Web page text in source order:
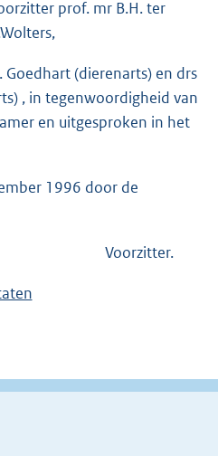
prof. mr B.H. ter
Goedhart (dierenarts) en drs
, in tegenwoordigheid van
en uitgesproken in het
1996 door de
Voorzitter.